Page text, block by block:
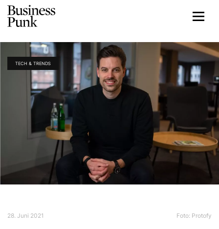
TECH & TRENDS
28. Juni 2021 Foto: Protofy